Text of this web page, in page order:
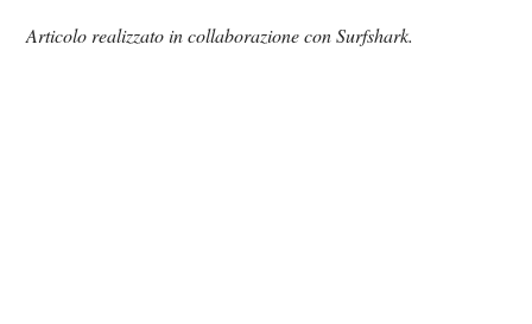
Articolo realizzato in collaborazione con Surfshark.